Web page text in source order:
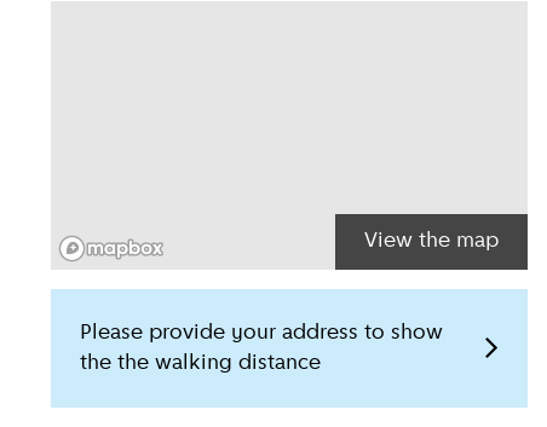
View the map
Please provide your address to show
the the walking distance